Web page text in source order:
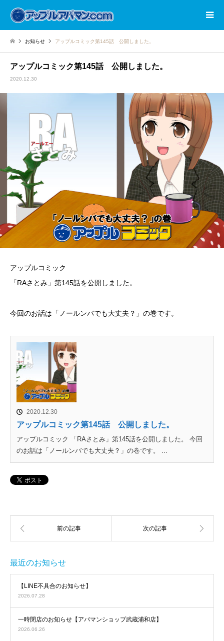
お知らせ アップルコミック第145話 公開しました。
アップルコミック第145話 公開しました。
2020.12.30
アップルコミック
「RAさとみ」第145話を公開しました。
今回のお話は「ノールンバでも大丈夫？」の巻です。
2020.12.30
アップルコミック第145話 公開しました。
アップルコミック 「RAさとみ」第145話を公開しました。 今回
のお話は「ノールンバでも大丈夫？」の巻です。 ...
最近のお知らせ
【LINE不具合のお知らせ】
2026.07.28
一時閉店のお知らせ【アパマンショップ武蔵浦和店】
2026.06.26